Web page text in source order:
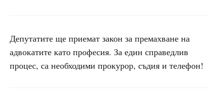
Депутатите ще приемат закон за премахване на
адвокатите като професия. За един справедлив
процес, са необходими прокурор, съдия и телефон!